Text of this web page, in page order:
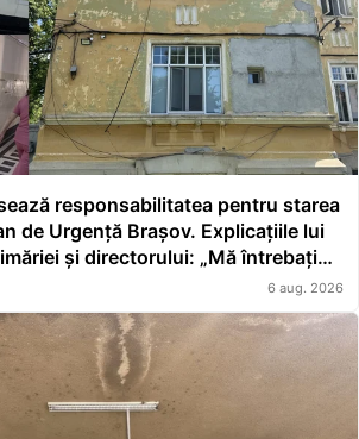
responsabilitatea pentru starea
de Urgență Brașov. Explicațiile lui
și directorului: „Mă întrebați
au renovat în ultimii 36 de ani?”6 aug. 2026